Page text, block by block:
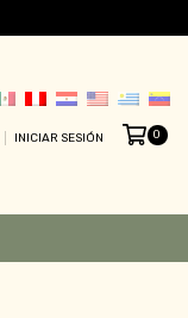
INICIAR SESIÓN 0